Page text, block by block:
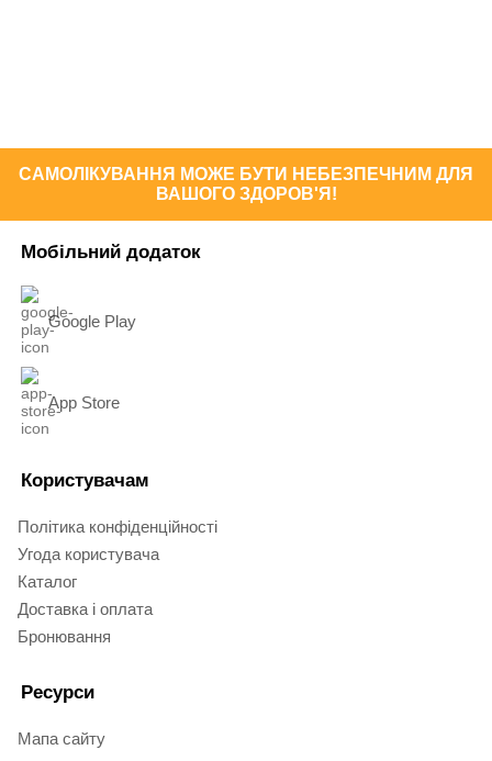
САМОЛІКУВАННЯ МОЖЕ БУТИ НЕБЕЗПЕЧНИМ ДЛЯ
ВАШОГО ЗДОРОВ'Я!
Мобільний додаток
Google Play
App Store
Користувачам
Політика конфіденційності
Угода користувача
Каталог
Доставка і оплата
Бронювання
Ресурси
Мапа сайту